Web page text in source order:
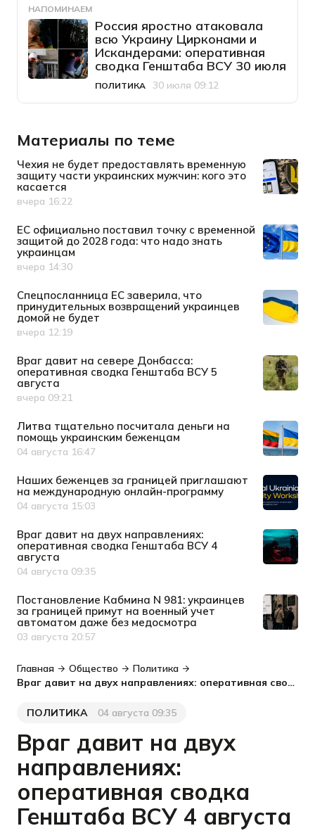
НАПОМИНАЕМ
Россия яростно атаковала
всю Украину Цирконами и
Искандерами: оперативная
сводка Генштаба ВСУ 30 июля
Категория
ПОЛИТИКА
Дата публикации
30 июля 09:12
Материалы по теме
Чехия не будет предоставлять временную
защиту части украинских мужчин: кого это
касается
Дата публикации
вчера 16:22
ЕС официально поставил точку с временной
защитой до 2028 года: что надо знать
украинцам
Дата публикации
вчера 14:30
Спецпосланница ЕС заверила, что
принудительных возвращений украинцев
домой не будет
Дата публикации
вчера 12:19
Враг давит на севере Донбасса:
оперативная сводка Генштаба ВСУ 5
августа
Дата публикации
вчера 09:21
Литва тщательно посчитала деньги на
помощь украинским беженцам
Дата публикации
04 августа 16:47
Наших беженцев за границей приглашают
на международную онлайн-программу
Дата публикации
04 августа 15:03
Враг давит на двух направлениях:
оперативная сводка Генштаба ВСУ 4
августа
Дата публикации
04 августа 09:35
Постановление Кабмина N 981: украинцев
за границей примут на военный учет
автоматом даже без медосмотра
Дата публикации
03 августа 20:57
Главная Общество
Политика
Враг давит на двух направлениях: оперативная сводка Генштаба ВСУ 4 августа
Категория
ПОЛИТИКА
Дата публикации04 августа 09:35
Враг давит на двух
направлениях:
оперативная сводка
Генштаба ВСУ 4 августа